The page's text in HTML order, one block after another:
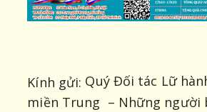
Kính gửi: Quý Đối tác Lữ
miền Trung – Những người